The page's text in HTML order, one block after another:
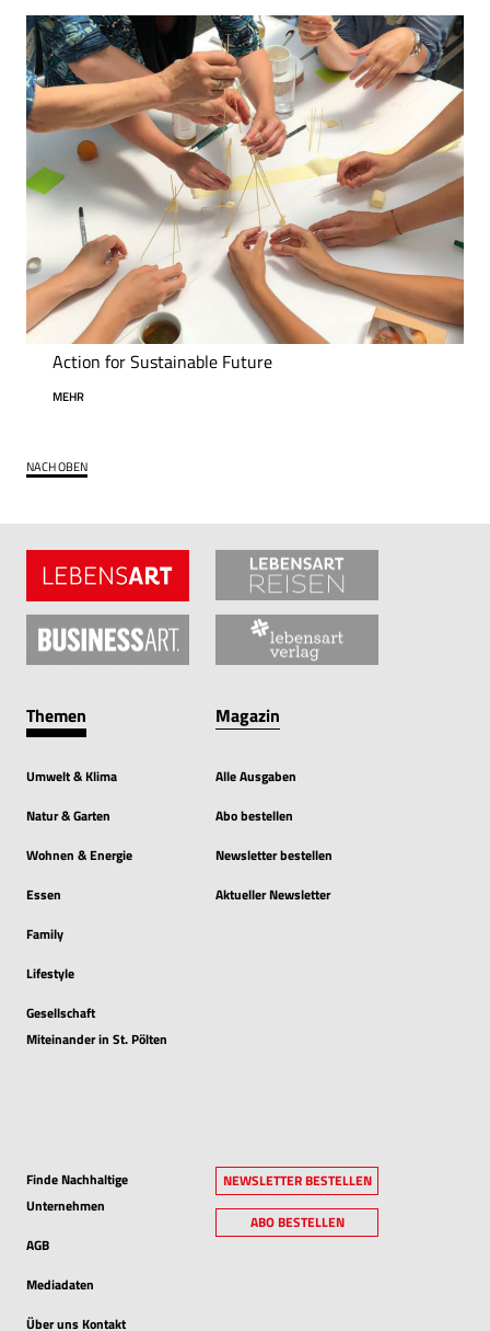
Action for Sustainable Future
MEHR
NACH OBEN
Themen
Umwelt & Klima
Natur & Garten
Wohnen & Energie
Essen
Family
Lifestyle
Gesellschaft
Miteinander in St. Pölten
Magazin
Alle Ausgaben
Abo bestellen
Newsletter bestellen
Aktueller Newsletter
Finde Nachhaltige
Unternehmen
AGB
Mediadaten
Über uns Kontakt
NEWSLETTER BESTELLEN
ABO BESTELLEN